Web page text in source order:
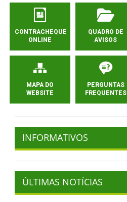
CONTRACHEQUE
ONLINE
QUADRO DE
AVISOS
MAPA DO
WEBSITE
PERGUNTAS
FREQUENTES
INFORMATIVOS
ÚLTIMAS NOTÍCIAS